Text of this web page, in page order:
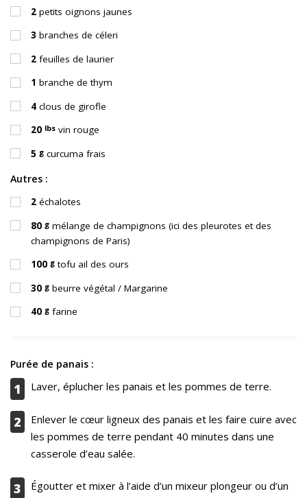
2 petits oignons jaunes
3 branches de céleri
2 feuilles de laurier
1 branche de thym
4 clous de girofle
20 lbs vin rouge
5 g curcuma frais
Autres :
2 échalotes
80 g mélange de champignons (ici des pleurotes et des
champignons de Paris)
100 g tofu ail des ours
30 g beurre végétal / Margarine
40 g farine
Purée de panais :
1 Laver, éplucher les panais et les pommes de terre.
2
Enlever le cœur ligneux des panais et les faire cuire avec
les pommes de terre pendant 40 minutes dans une
casserole d’eau salée.
3
Égoutter et mixer à l’aide d’un mixeur plongeur ou d’un